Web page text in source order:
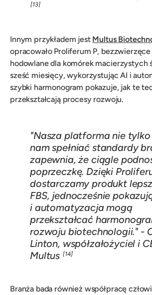
[13]
Innym przykładem jest Multus
opracowało Proliferum P, bezzwierzęce
hodowlane dla komórek macierzystych
sześć miesięcy, wykorzystując AI i
szybki harmonogram pokazuje, jak te
przekształcają procesy rozwoju.
"Nasza platforma nie
nam spełniać standardy
zapewnia, że ciągle
poprzeczkę. Dzięki
dostarczamy produkt
FBS, jednocześnie
i automatyzacja mogą
przekształcać
rozwoju biotechnologii." -
Linton, współzałożyciel i
Multus [14]
Branża bada również współpracę